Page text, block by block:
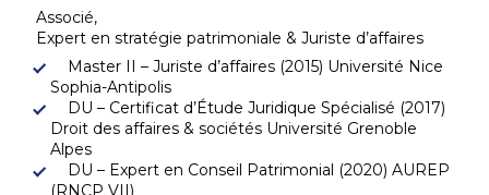
Associé,
Expert en stratégie patrimoniale & Juriste d’affaires
Master II – Juriste d’affaires (2015) Université Nice
Sophia-Antipolis
DU – Certificat d’Étude Juridique Spécialisé (2017)
Droit des affaires & sociétés Université Grenoble
Alpes
DU – Expert en Conseil Patrimonial (2020) AUREP
(RNCP VII)